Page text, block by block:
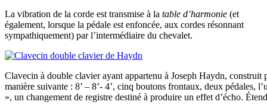
La vibration de la corde est transmise à la table d’harmonie (et
également, lorsque la pédale est enfoncée, aux cordes résonnant
sympathiquement) par l’intermédiaire du chevalet.
Clavecin à double clavier ayant appartenu à Joseph Haydn,
manière suivante : 8’ – 8’- 4’, cinq boutons frontaux, deux pédales,
», un changement de registre destiné à produire un effet d’écho.